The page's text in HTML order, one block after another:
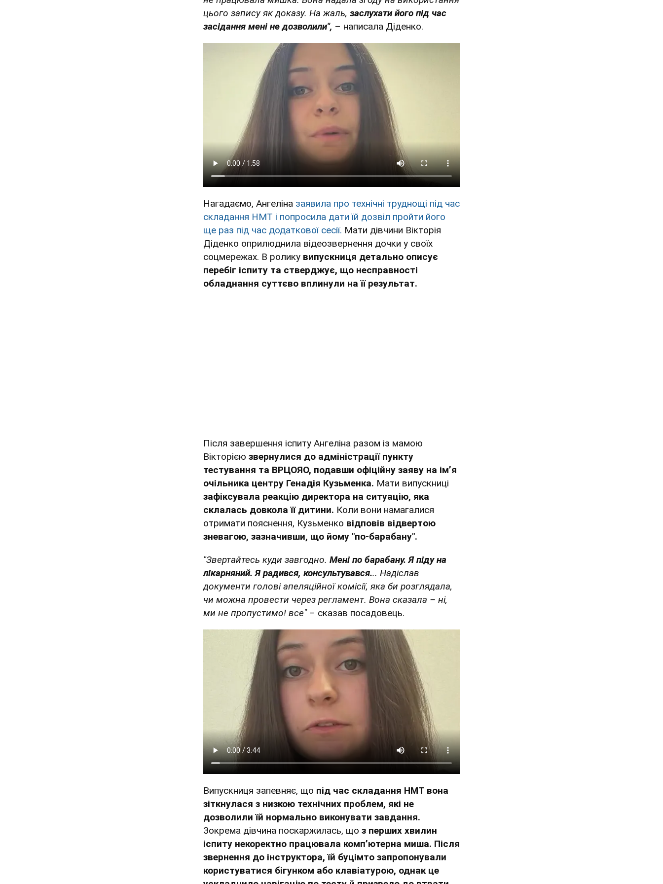
цього запису як доказу. На жаль, заслухати його під час
засідання мені не дозволили", – написала Діденко.
Нагадаємо, Ангеліна заявила про технічні труднощі під час
складання НМТ і попросила дати їй дозвіл пройти його
ще раз під час додаткової сесії. Мати дівчини Вікторія
Діденко оприлюднила відеозвернення дочки у своїх
соцмережах. В ролику випускниця детально описує
перебіг іспиту та стверджує, що несправності
обладнання суттєво вплинули на її результат.
Після завершення іспиту Ангеліна разом із мамою
Вікторією звернулися до адміністрації пункту
тестування та ВРЦОЯО, подавши офіційну заяву на імʼя
очільника центру Генадія Кузьменка. Мати випускниці
зафіксувала реакцію директора на ситуацію, яка
склалась довкола її дитини. Коли вони намагалися
отримати пояснення, Кузьменко відповів відвертою
зневагою, зазначивши, що йому "по-барабану".
"Звертайтесь куди завгодно. Мені по барабану. Я піду на
лікарняний. Я радився, консультувався... Надіслав
документи голові апеляційної комісії, яка би розглядала,
чи можна провести через регламент. Вона сказала – ні,
ми не пропустимо! все" – сказав посадовець.
Випускниця запевняє, що під час складання НМТ вона
зіткнулася з низкою технічних проблем, які не
дозволили їй нормально виконувати завдання.
Зокрема дівчина поскаржилась, що з перших хвилин
іспиту некоректно працювала комп’ютерна миша. Після
звернення до інструктора, їй буцімто запропонували
користуватися бігунком або клавіатурою, однак це